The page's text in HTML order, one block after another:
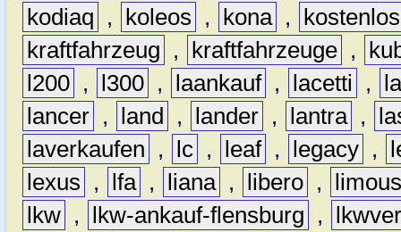
kodiaq
, koleos , kona ,
kostenlos
kraftfahrzeug
, kraftfahrzeuge ,
l200 , l300 , laankauf , lacetti ,
lancer , land , lander , lantra ,
laverkaufen
, lc , leaf , legacy ,
lexus
, lfa , liana , libero ,
lkw , lkw-ankauf-flensburg ,